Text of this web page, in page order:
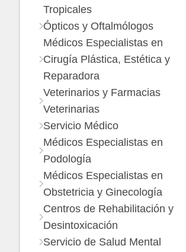
Tropicales
Ópticos y Oftalmólogos
Médicos Especialistas en
Cirugía Plástica, Estética y
Reparadora
Veterinarios y Farmacias
Veterinarias
Servicio Médico
Médicos Especialistas en
Podología
Médicos Especialistas en
Obstetricia y Ginecología
Centros de Rehabilitación y
Desintoxicación
Servicio de Salud Mental